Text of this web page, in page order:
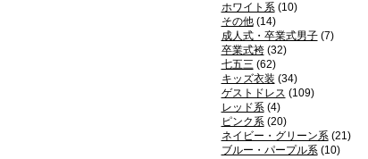
ホワイト系(10)
その他(14)
成人式・卒業式男子(7)
卒業式袴(32)
七五三 (62)
キッズ衣装 (34)
ゲストドレス (109)
レッド系(4)
ピンク系(20)
ネイビー・グリーン系(21)
ブルー・パープル系(10)